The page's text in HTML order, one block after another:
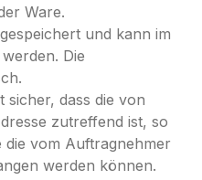
Ware.
und kann im
Die
sicher, dass die von
zutreffend ist, so
die vom Auftragnehmer
werden können.